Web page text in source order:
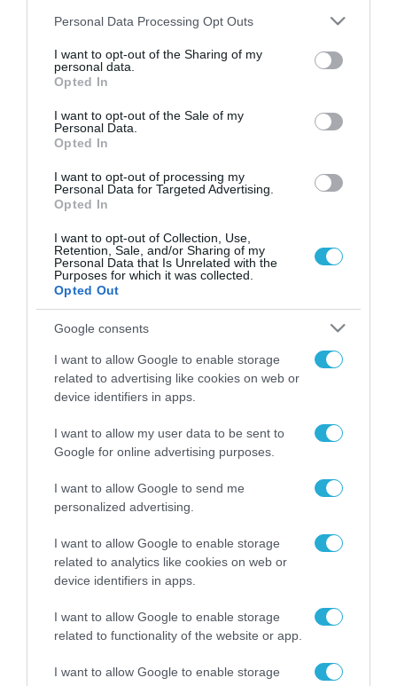
Please note that this website/app uses one or more Google
not limited to your visit or usage behaviour. You may click to
grant or deny consent to Google and its third-party tags to
use your data for below specified purposes in below Google
consent section.
Personal Data Processing Opt Outs
I want to opt-out of the Sharing of my
personal data.
Opted In
I want to opt-out of the Sale of my
Personal Data.
Opted In
I want to opt-out of processing my
Personal Data for Targeted Advertising.
Opted In
I want to opt-out of Collection, Use,
Retention, Sale, and/or Sharing of my
Personal Data that Is Unrelated with the
Purposes for which it was collected.
Opted Out
Google consents
I want to allow Google to enable storage
related to advertising like cookies on web or
device identifiers in apps.
I want to allow my user data to be sent to
Google for online advertising purposes.
I want to allow Google to send me
personalized advertising.
I want to allow Google to enable storage
related to analytics like cookies on web or
device identifiers in apps.
I want to allow Google to enable storage
related to functionality of the website or app.
I want to allow Google to enable storage
ΡΟΗ ΕΙΔΗΣΕΩΝ
Το χρηματοδοτούμενο
από την ΕΕ έργο “The
Gaming Police”
ενισχύει την ασφάλεια
των παιδιών στο
διαδίκτυο
ΑΑΔΕ: Διευκρινίσεις
παραβάσεις που
αφορούν τους ΦΗΜ
31.07.2026
Σ. Καλαφάτης: «Η
Τεχνητή Νοημοσύνη
δεν είναι απλώς μια
νέα τεχνολογία, είναι
μια νέα βιομηχανική
επανάσταση»
31.07.2026
για τη χρηματοδότηση